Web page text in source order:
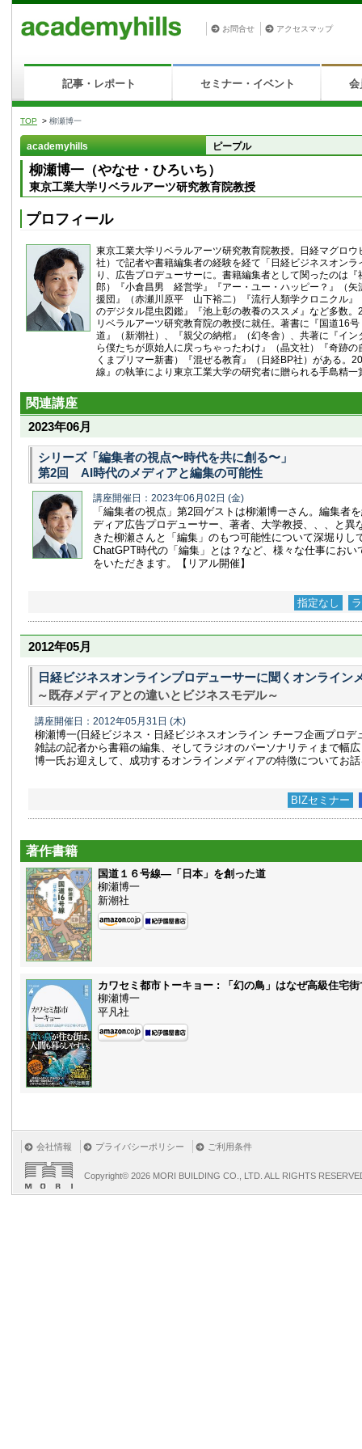
お問合せ アクセスマップ
記事・レポート セミナー・イベント 会
TOP > 柳瀬博一
academyhills ピープル
柳瀬博一（やなせ・ひろいち）
東京工業大学リベラルアーツ研究教育院教授
プロフィール
東京工業大学リベラルアーツ研究教育院教授。日経マグロウ
社）で記者や書籍編集者の経験を経て「日経ビジネスオンラ
り、広告プロデューサーに。書籍編集者として関ったのは
郎）『小倉昌男 経営学』『アー・ユー・ハッピー？』（矢
援団』（赤瀬川原平 山下裕二）『流行人類学クロニクル』
のデジタル昆虫図鑑』『池上彰の教養のススメ』など多数
リベラルアーツ研究教育院の教授に就任。著書に『国道16
道』（新潮社）、『親父の納棺』（幻冬舎）、共著に『イン
ら僕たちが原始人に戻っちゃったわけ』（晶文社）『奇跡
くまプリマー新書）『混ぜる教育』（日経BP社）がある。
線』の執筆により東京工業大学の研究者に贈られる手島精一
関連講座
2023年06月
シリーズ「編集者の視点〜時代を共に創る〜」
第2回 AI時代のメディアと編集の可能性
講座開催日：2023年06月02日 (金)
「編集者の視点」第2回ゲストは柳瀬博一さん。編集者
ディア広告プロデューサー、著者、大学教授、、、と異
きた柳瀬さんと「編集」のもつ可能性について深堀りし
ChatGPT時代の「編集」とは？など、様々な仕事におい
をいただきます。【リアル開催】
指定なし
2012年05月
日経ビジネスオンラインプロデューサーに聞くオンライン
～既存メディアとの違いとビジネスモデル～
講座開催日：2012年05月31日 (木)
柳瀬博一(日経ビジネス・日経ビジネスオンライン チーフ企画プロデ
雑誌の記者から書籍の編集、そしてラジオのパーソナリティまで幅
博一氏お迎えして、成功するオンラインメディアの特徴についてお
BIZセミナー
著作書籍
国道１６号線—「日本」を創った道
柳瀬博一
新潮社
カワセミ都市トーキョー : 「幻の鳥」はなぜ高級住宅
柳瀬博一
平凡社
会社情報 プライバシーポリシー ご利用条件
Copyright© 2026 MORI BUILDING CO., LTD. ALL RIGHTS